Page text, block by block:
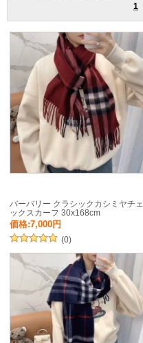
1
バーバリー クラシックカシミヤチェ
ックスカーフ 30x168cm
価格:7,000円
(0)